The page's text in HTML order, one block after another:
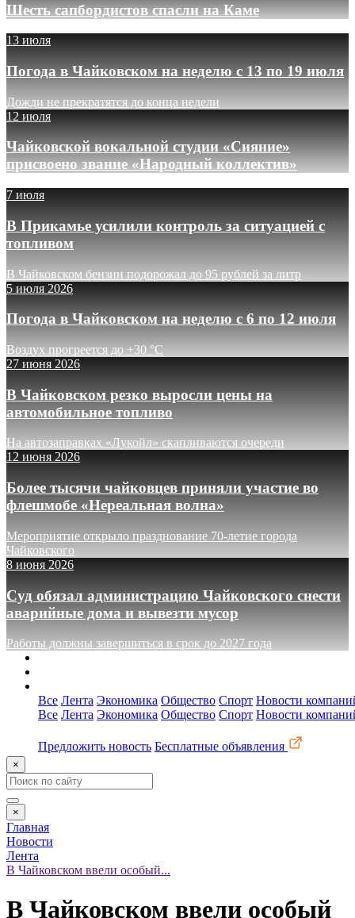
Шесть сапбордистов спасли на Каме
13 июля
Погода в Чайковском на неделю с 13 по 19 июля
Дожди не прекратятся до конца недели
12 июля
Чайковской вокальной студии «Сияние»
присвоено звание «Народный коллектив»
7 июля
В Прикамье усилили контроль за ситуацией с
топливом
В Чайковском бензин подорожал до 95 рублей за литр
5 июля 2026
Погода в Чайковском на неделю с 6 по 12 июля
Воздух прогреется до +30 °C
27 июня 2026
В Чайковском резко выросли цены на
автомобильное топливо
На автозаправках «Лукойл» скапливаются очереди
12 июня 2026
Более тысячи чайковцев приняли участие во
флешмобе «Нереальная волна»
Мероприятие открыло празднование 70-летие города
Чайковского
8 июня 2026
Суд обязал администрацию Чайковского снести
аварийные дома и вывезти мусор
Работы должны завершиться в срок до 2027 года
Все Лента Экономика Общество Спорт Новости
Все Лента Экономика Общество Спорт Новости
Предложить новость Бесплатные объявления
×
×
Главная
Новости
Лента
В Чайковском ввели особый...
В Чайковском ввели особый